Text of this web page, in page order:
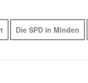
Die SPD in Minden